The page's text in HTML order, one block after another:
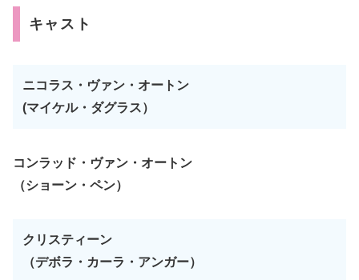
キャスト
ニコラス・ヴァン・オートン
(マイケル・ダグラス）
コンラッド・ヴァン・オートン
（ショーン・ペン）
クリスティーン
（デボラ・カーラ・アンガー）